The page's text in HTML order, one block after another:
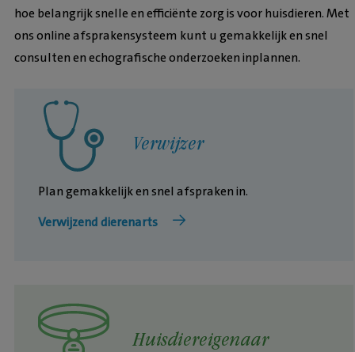
hoe belangrijk snelle en efficiënte zorg is voor huisdieren. Met
ons online afsprakensysteem kunt u gemakkelijk en snel
consulten en echografische onderzoeken inplannen.
Verwijzer
Plan gemakkelijk en snel afspraken in.
Verwijzend dierenarts
Huisdiereigenaar